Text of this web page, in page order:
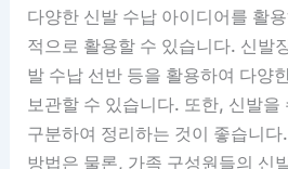
다양한 신발 수납 아이디어를 활
적으로 활용할 수 있습니다. 신발
발 수납 선반 등을 활용하여 다양
보관할 수 있습니다. 또한, 신발을
구분하여 정리하는 것이 좋습니
방법은 물론, 가족 구성원들의 신